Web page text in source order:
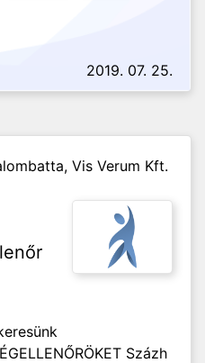
2019. 07. 25.
Vis Verum Kft.
Százh